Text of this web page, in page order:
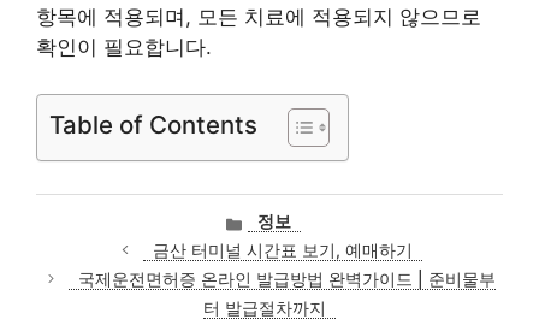
항목에 적용되며, 모든 치료에 적용되지 않으므로
확인이 필요합니다.
Table of Contents
카
테
고
리
정보
금산 터미널 시간표 보기, 예매하기
국제운전면허증 온라인 발급방법 완벽가이드 | 준비물부
터 발급절차까지